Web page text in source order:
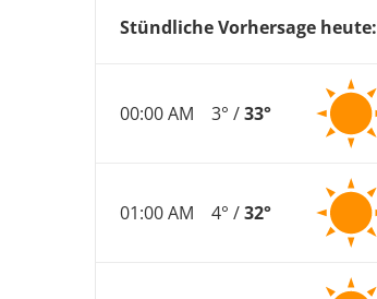
Stündliche Vorhersage heute:
00:00 AM 3° /33°
01:00 AM 4° /32°